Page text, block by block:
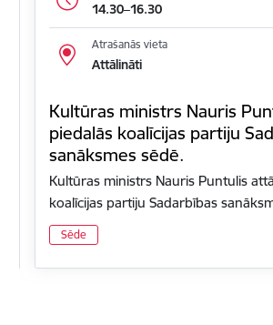
14.30–16.30
Atrašanās vieta
Attālināti
Kultūras ministrs Nauris
piedalās koalīcijas partiju
sanāksmes sēdē.
Kultūras ministrs Nauris Puntulis
koalīcijas partiju Sadarbības
Sēde